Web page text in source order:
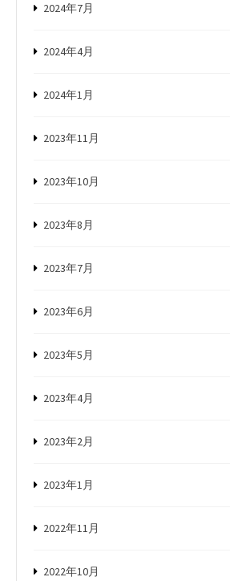
2024年7月
2024年4月
2024年1月
2023年11月
2023年10月
2023年8月
2023年7月
2023年6月
2023年5月
2023年4月
2023年2月
2023年1月
2022年11月
2022年10月